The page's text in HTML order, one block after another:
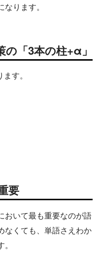
ります。
「3本の柱+α」
す。
要
おいて最も重要なのが語
なくても、単語さえわか